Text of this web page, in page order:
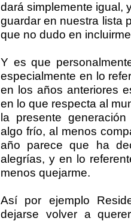
dará simplemente igual,
guardar en nuestra lista
que no dudo en
Y es que
especialmente en lo
en los años anteriores
en lo que respecta al
la presente
algo frío, al menos
año parece que ha
alegrías, y en lo
menos quejarme.
Así por ejemplo
dejarse volver a